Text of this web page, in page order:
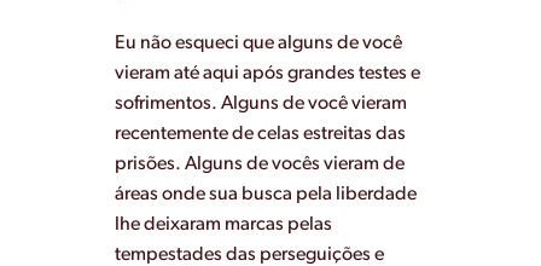
Eu não esqueci que alguns de você
vieram até aqui após grandes testes e
sofrimentos. Alguns de você vieram
recentemente de celas estreitas das
prisões. Alguns de vocês vieram de
áreas onde sua busca pela liberdade
lhe deixaram marcas pelas
tempestades das perseguições e